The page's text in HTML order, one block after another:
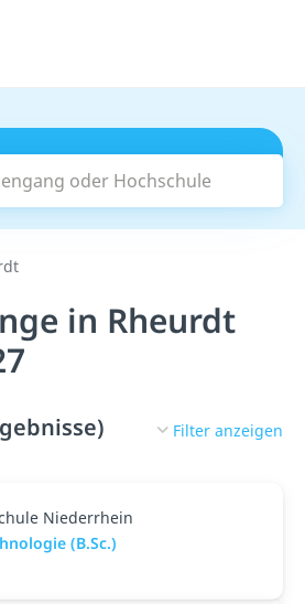
oder Hochschule
Suchen
in Rheurdt
Filter anzeigen
Niederrhein
(B.Sc.)